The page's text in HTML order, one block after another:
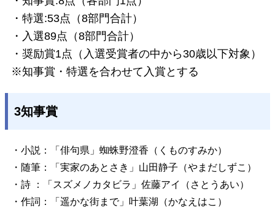
・特選:53点（8部門合計）
・入選89点（8部門合計）
・奨励賞1点（入選受賞者の中から30歳以下対象）
※知事賞・特選を合わせて入賞とする
3知事賞
・小説：「俳句県」蜘蛛野澄香（くものすみか）
・随筆：「実家のあとさき」山田静子（やまだしずこ）
・詩 ：「スズメノカタビラ」佐藤アイ（さとうあい）
・作詞：「遥かな街まで」叶葉湖（かなえはこ）